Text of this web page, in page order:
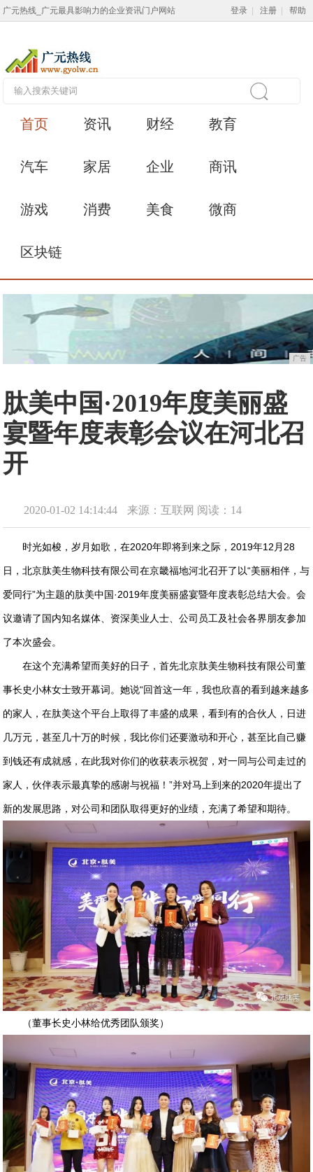
广元热线_广元最具影响力的企业资讯门户网站 登录 注册 帮助
首页 资讯 财经 教育
汽车 家居 企业 商讯
游戏 消费 美食 微商
区块链
广告
肽美中国·2019年度美丽盛
宴暨年度表彰会议在河北召
开
2020-01-02 14:14:44 来源：互联网 阅读：14
时光如梭，岁月如歌，在2020年即将到来之际，2019年12月28
日，北京肽美生物科技有限公司在京畿福地河北召开了以“美丽相伴，与
爱同行”为主题的肽美中国·2019年度美丽盛宴暨年度表彰总结大会。会
议邀请了国内知名媒体、资深美业人士、公司员工及社会各界朋友参加
了本次盛会。
在这个充满希望而美好的日子，首先北京肽美生物科技有限公司董
事长史小林女士致开幕词。她说“回首这一年，我也欣喜的看到越来越多
的家人，在肽美这个平台上取得了丰盛的成果，看到有的合伙人，日进
几万元，甚至几十万的时候，我比你们还要激动和开心，甚至比自己赚
到钱还有成就感，在此我对你们的收获表示祝贺，对一同与公司走过的
家人，伙伴表示最真挚的感谢与祝福！”并对马上到来的2020年提出了
新的发展思路，对公司和团队取得更好的业绩，充满了希望和期待。
（董事长史小林给优秀团队颁奖）